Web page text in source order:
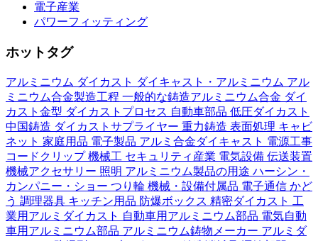
電子産業
パワーフィッティング
ホットタグ
アルミニウム ダイカスト ダイキャスト・アルミニウム アル
ミニウム合金製造工程 一般的な鋳造アルミニウム合金 ダイ
カスト金型 ダイカストプロセス 自動車部品 低圧ダイカスト
中国鋳造 ダイカストサプライヤー 重力鋳造 表面処理 キャビ
ネット 家庭用品 電子製品 アルミ合金ダイキャスト 電源工事
コードクリップ機械工 セキュリティ産業 電気設備 伝送装置
機械アクセサリー 照明 アルミニウム製品の用途 ハーシン・
カンパニー・ショー つり輪 機械・設備付属品 電子通信 かど
う 調理器具 キッチン用品 防爆ボックス 精密ダイカスト 工
業用アルミダイカスト 自動車用アルミニウム部品 電気自動
車用アルミニウム部品 アルミニウム鋳物メーカー アルミダ